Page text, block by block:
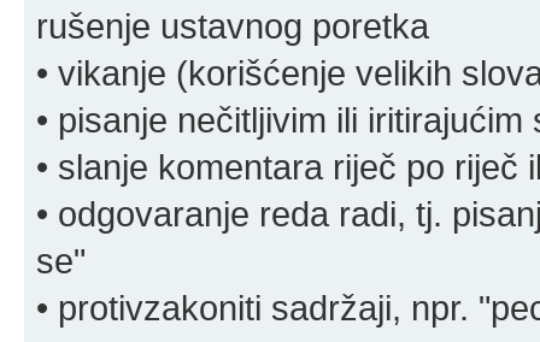
rušenje ustavnog poretka
• vikanje (korišćenje velikih
• pisanje nečitljivim ili iritirajućim
• slanje komentara riječ po riječ
• odgovaranje reda radi, tj.
se"
• protivzakoniti sadržaji, npr.